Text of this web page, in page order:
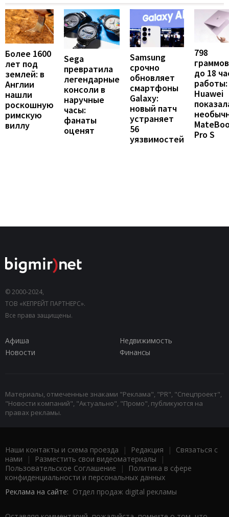
Более 1600
лет под
землей: в
Англии
нашли
роскошную
римскую
виллу
Sega
превратила
легендарные
консоли в
наручные
часы:
фанаты
оценят
Samsung
срочно
обновляет
смартфоны
Galaxy:
новый патч
устраняет
56
уязвимостей
798
до 18
работы:
Huawei
Pro S
© 2000-2024,
ТОВ «КЕПРЕЙТ ПАРТНЕРС».
Все права защищены.
Афиша
Недвижимость
Новости
Финансы
Материалы, отмеченные знаками "Реклама", "PR", "Спецпроект",
"Новости компаний", "Актуально", "Промо", публикуются на
правах рекламы.
Наши контакты и схема проезда | Редакция | Связаться с
нами | Разместить свои видеоматериалы |
Пользовательское Соглашение |
Политика в сфере
конфиденциальности и персональных данных
Реклама на сайте: Отдел продаж digital рекламы